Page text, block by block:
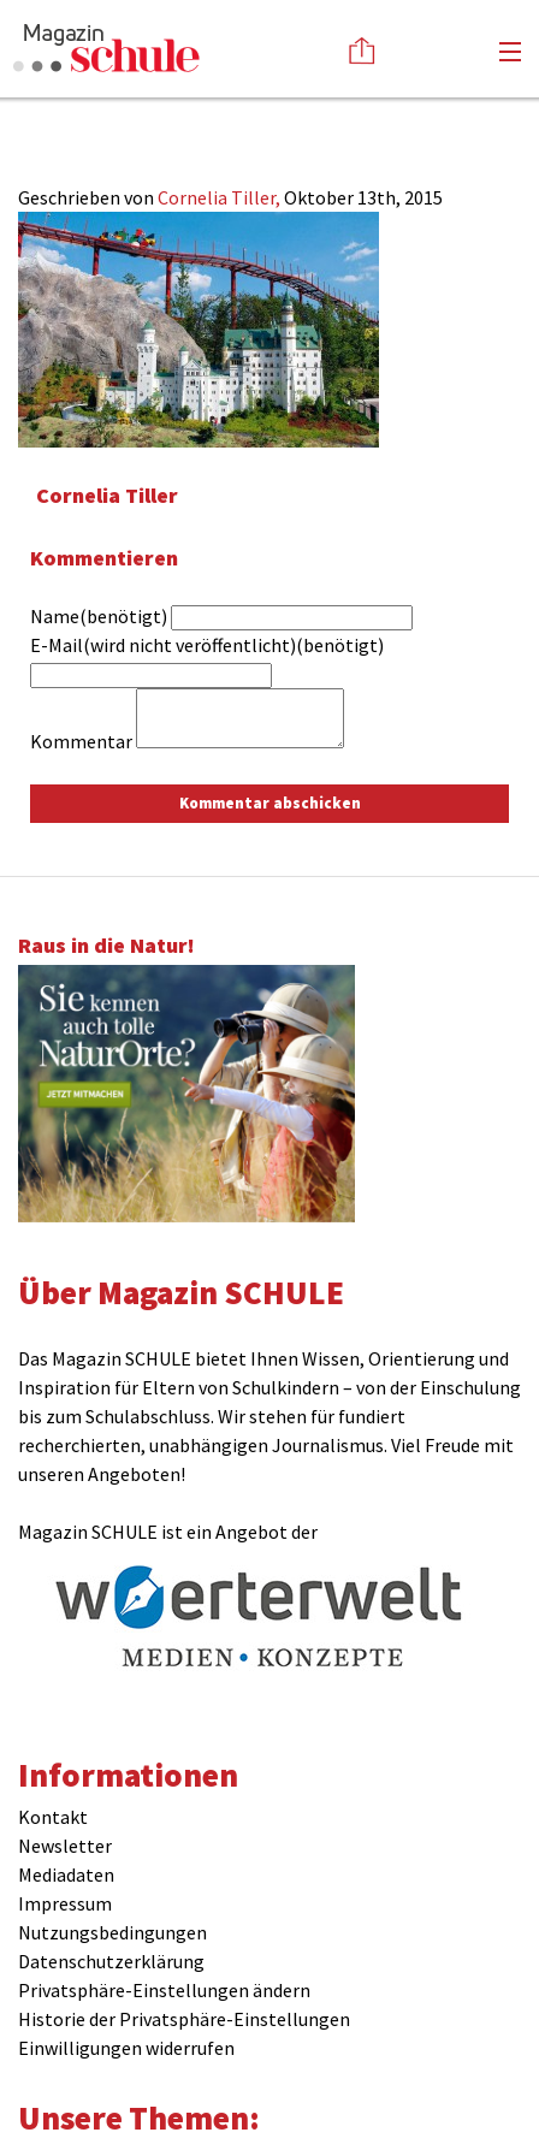
Online-Magazin
Newsletter
Mediadaten
Kontakt
Impressum
Kommentieren
Abonnieren
Anmelden
Geschrieben von Cornelia Tiller, Oktober 13th, 2015
Cornelia Tiller
Kommentieren
Name(benötigt)
E-Mail(wird nicht veröffentlicht)(benötigt)
Kommentar
Raus in die Natur!
Über Magazin SCHULE
Das Magazin SCHULE bietet Ihnen Wissen, Orientierung und
Inspiration für Eltern von Schulkindern – von der Einschulung
bis zum Schulabschluss. Wir stehen für fundiert
recherchierten, unabhängigen Journalismus. Viel Freude mit
unseren Angeboten!
Magazin SCHULE ist ein Angebot der
Informationen
Kontakt
Newsletter
Mediadaten
Impressum
Nutzungsbedingungen
Datenschutzerklärung
Privatsphäre-Einstellungen ändern
Historie der Privatsphäre-Einstellungen
Einwilligungen widerrufen
Unsere Themen: